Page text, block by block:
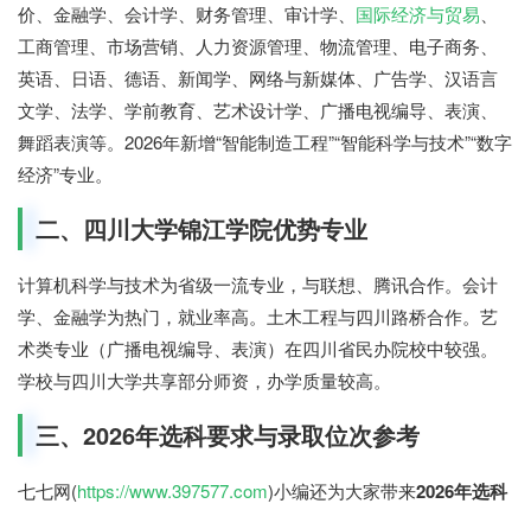
价、金融学、会计学、财务管理、审计学、 国际经济与贸易、
工商管理、市场营销、人力资源管理、物流管理、电子商务、
英语、日语、德语、新闻学、网络与新媒体、广告学、汉语言
文学、法学、学前教育、艺术设计学、广播电视编导、表演、
舞蹈表演等。2026年新增“智能制造工程”“智能科学与技术”“数字
经济”专业。
二、四川大学锦江学院优势专业
计算机科学与技术为省级一流专业，与联想、腾讯合作。会计
学、金融学为热门，就业率高。土木工程与四川路桥合作。艺
术类专业（广播电视编导、表演）在四川省民办院校中较强。
学校与四川大学共享部分师资，办学质量较高。
三、2026年选科要求与录取位次参考
七七网(https://www.397577.com)小编还为大家带来2026年选科